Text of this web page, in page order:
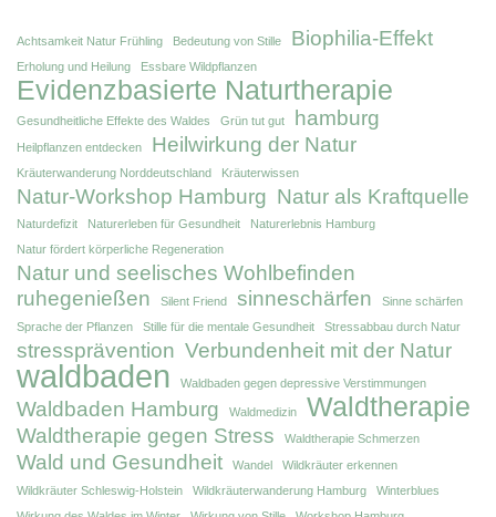
Achtsamkeit Natur Frühling Bedeutung von Stille Biophilia-Effekt
Erholung und Heilung Essbare Wildpflanzen
Evidenzbasierte Naturtherapie
Gesundheitliche Effekte des Waldes Grün tut gut hamburg
Heilpflanzen entdecken Heilwirkung der Natur
Kräuterwanderung Norddeutschland Kräuterwissen
Natur-Workshop Hamburg Natur als Kraftquelle
Naturdefizit Naturerleben für Gesundheit
Naturerlebnis Hamburg
Natur fördert körperliche Regeneration
Natur und seelisches Wohlbefinden
ruhegenießen
Silent Friend sinneschärfen
Sinne schärfen
Sprache der Pflanzen
Stille für die mentale Gesundheit Stressabbau durch Natur
stressprävention Verbundenheit mit der Natur
waldbaden Waldbaden gegen depressive Verstimmungen
Waldbaden Hamburg Waldmedizin Waldtherapie
Waldtherapie gegen Stress Waldtherapie Schmerzen
Wald und Gesundheit Wandel
Wildkräuter erkennen
Wildkräuter Schleswig-Holstein
Wildkräuterwanderung Hamburg
Winterblues